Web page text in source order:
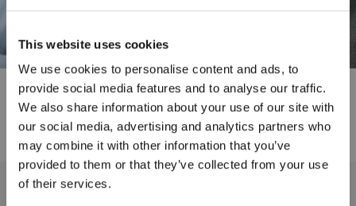
This website uses cookies
We use cookies to personalise content and ads, to
provide social media features and to analyse our traffic.
We also share information about your use of our site with
our social media, advertising and analytics partners who
may combine it with other information that you’ve
provided to them or that they’ve collected from your use
of their services.
Marketing Specialist Benelux + UK (m/f/d)
EMEA Marketing Belgium- Remote
Schrijf je in en ontvang
3% korting op je bestelling